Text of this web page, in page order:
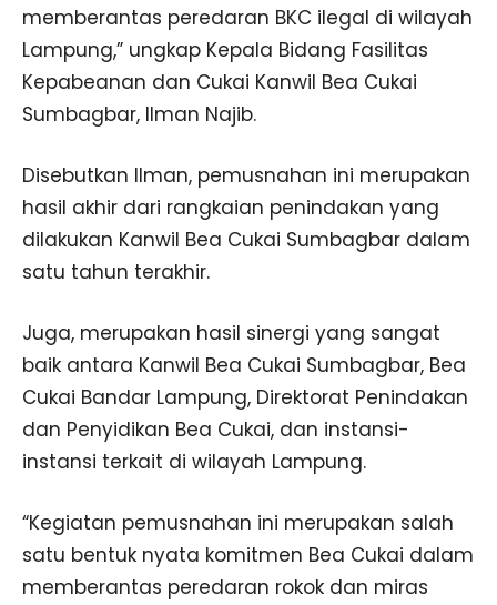
memberantas peredaran BKC ilegal di wilayah
Lampung,” ungkap Kepala Bidang Fasilitas
Kepabeanan dan Cukai Kanwil Bea Cukai
Sumbagbar, Ilman Najib.
Disebutkan Ilman, pemusnahan ini merupakan
hasil akhir dari rangkaian penindakan yang
dilakukan Kanwil Bea Cukai Sumbagbar dalam
satu tahun terakhir.
Juga, merupakan hasil sinergi yang sangat
baik antara Kanwil Bea Cukai Sumbagbar, Bea
Cukai Bandar Lampung, Direktorat Penindakan
dan Penyidikan Bea Cukai, dan instansi-
instansi terkait di wilayah Lampung.
“Kegiatan pemusnahan ini merupakan salah
satu bentuk nyata komitmen Bea Cukai dalam
memberantas peredaran rokok dan miras